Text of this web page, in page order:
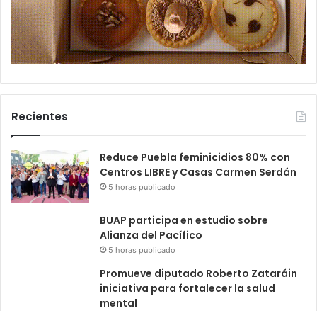
Recientes
Reduce Puebla feminicidios 80% con
Centros LIBRE y Casas Carmen Serdán
5 horas publicado
BUAP participa en estudio sobre
Alianza del Pacífico
5 horas publicado
Promueve diputado Roberto Zataráin
iniciativa para fortalecer la salud
mental